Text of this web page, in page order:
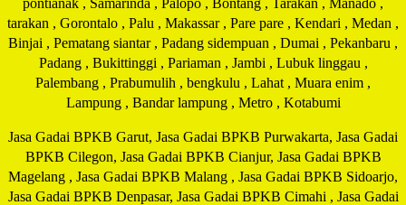
tarakan , Gorontalo , Palu , Makassar , Pare pare , Kendari , Medan ,
Binjai , Pematang siantar , Padang sidempuan , Dumai , Pekanbaru ,
Padang , Bukittinggi , Pariaman , Jambi , Lubuk linggau ,
Palembang , Prabumulih , bengkulu , Lahat , Muara enim ,
Lampung , Bandar lampung , Metro , Kotabumi
Jasa Gadai BPKB Garut, Jasa Gadai BPKB Purwakarta, Jasa Gadai
BPKB Cilegon, Jasa Gadai BPKB Cianjur, Jasa Gadai BPKB
Magelang , Jasa Gadai BPKB Malang , Jasa Gadai BPKB Sidoarjo,
Jasa Gadai BPKB Denpasar, Jasa Gadai BPKB Cimahi , Jasa Gadai